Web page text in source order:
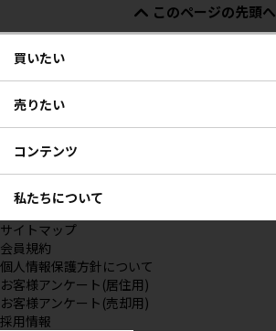
このページの先頭へ
買いたい
売りたい
コンテンツ
私たちについて
サイトマップ
会員規約
個人情報保護方針について
お客様アンケート(居住用)
お客様アンケート(売却用)
採用情報